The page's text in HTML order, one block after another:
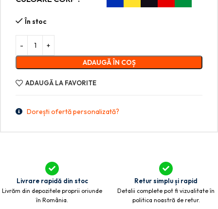
În stoc
ADAUGĂ ÎN COȘ
ADAUGĂ LA FAVORITE
Dorești ofertă personalizată?
Livrare rapidă din stoc
Livrăm din depozitele proprii oriunde
în România.
Retur simplu și rapid
Detalii complete pot fi vizualitate în
politica noastră de retur.